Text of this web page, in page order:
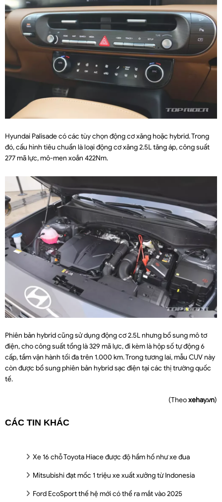
Hyundai Palisade có các tùy chọn động cơ xăng hoặc hybrid. Trong
đó, cấu hình tiêu chuẩn là loại động cơ xăng 2.5L tăng áp, công suất
277 mã lực, mô-men xoắn 422Nm.
Phiên bản hybrid cũng sử dụng động cơ 2.5L nhưng bổ sung mô tơ
điện, cho công suất tổng là 329 mã lực, đi kèm là hộp số tự động 6
cấp, tầm vận hành tối đa trên 1.000 km. Trong tương lai, mẫu CUV này
còn được bổ sung phiên bản hybrid sạc điện tại các thị trường quốc
tế.
(Theoxehay.vn)
CÁC TIN KHÁC
Xe 16 chỗ Toyota Hiace được độ hầm hố như xe đua
Mitsubishi đạt mốc 1 triệu xe xuất xưởng từ Indonesia
Ford EcoSport thế hệ mới có thể ra mắt vào 2025